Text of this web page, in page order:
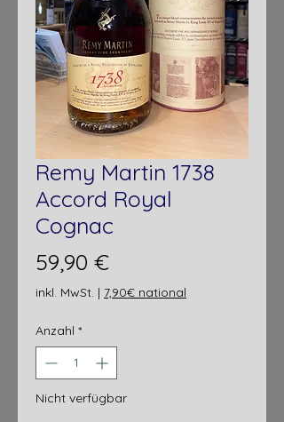
Remy Martin 1738
Accord Royal
Cognac
59,90 €Preis
inkl. MwSt. | 7,90€ national
Anzahl *
Nicht verfügbar